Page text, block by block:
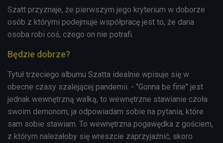
Szatt przyznaje, że pierwszym jego kryterium w doborze
osób z którymi podejmuje współpracę jest to, że dana
osoba robi coś, czego on nie potrafi.
Będzie dobrze?
Tytuł trzeciego albumu Szatta idealnie wpisuje się w
obecne czasy szalejącej pandemii. - "Gonna be fine" jest
jednak wewnętrzną walką, to wewnętrzne stawianie czoła
swoim demonom, ja odpowiadam sobie na pytania, które
sam sobie stawiam. To wewnętrzna pogawędka z gościem,
z którym należałoby się wreszcie zaprzyjaźnić, skoro